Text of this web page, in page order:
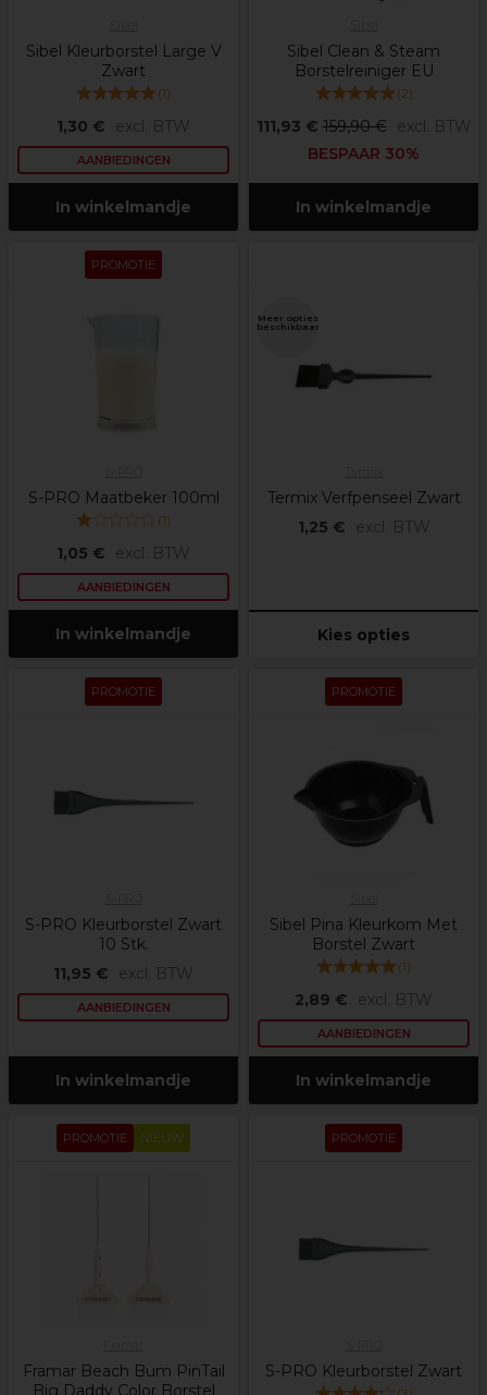
Sibel Kleurborstel Large V
Zwart
(1)
1,30 € excl. BTW
AANBIEDINGEN
In winkelmandje
Sibel Clean & Steam
Borstelreiniger EU
(2)
111,93 € 159,90 €
excl. BTW
BESPAAR 30%
In winkelmandje
PROMOTIE
S-PRO Maatbeker 100ml
(1)
1,05 € excl. BTW
AANBIEDINGEN
In winkelmandje
Meer opties
beschikbaar
Termix Verfpenseel Zwart
1,25 €
excl. BTW
Kies opties
PROMOTIE
S-PRO Kleurborstel Zwart
10 Stk.
11,95 €
excl. BTW
AANBIEDINGEN
In winkelmandje
PROMOTIE
Sibel Pina Kleurkom Met
Borstel Zwart
(1)
2,89 € excl. BTW
AANBIEDINGEN
In winkelmandje
PROMOTIE NIEUW
Framar Beach Bum PinTail
Big Daddy Color Borstel
PROMOTIE
S-PRO Kleurborstel Zwart